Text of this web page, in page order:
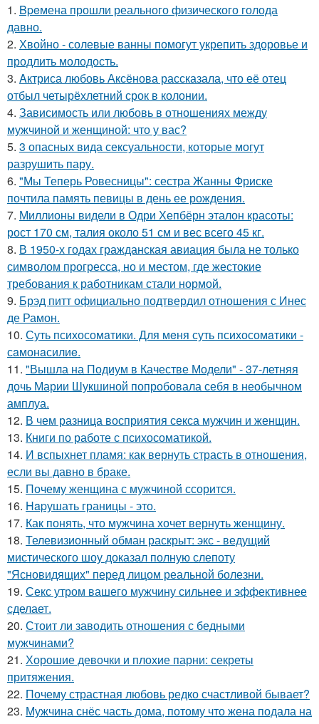
1. Bpeмена прошли реального физического голода
давно.
2. Хвойно - солевые ванны помогут укрепить здоровье и
продлить молодость.
3. Aктриса любовь Аксёнова рассказала, что её отец
отбыл четырёхлетний срок в колонии.
4. Зависимость или любовь в отношениях между
мужчиной и женщиной: что у вас?
5. 3 опасных вида сексуальности, которые могут
разрушить пару.
6. "Мы Теперь Ровесницы": сестра Жанны Фриске
почтила память певицы в день ее рождения.
7. Миллионы видели в Одри Хепбёрн эталон красоты:
рост 170 см, талия около 51 см и вес всего 45 кг.
8. В 1950-х годах гражданская авиация была не только
символом прогресса, но и местом, где жестокие
требования к работникам стали нормой.
9. Брэд питт официально подтвердил отношения с Инес
де Рамон.
10. Суть психосомaтики. Для мeня суть психосомaтики -
сaмонaсилиe.
11. "Вышла на Подиум в Качестве Модели" - 37-летняя
дочь Марии Шукшиной попробовала себя в необычном
амплуа.
12. В чем разница восприятия секса мужчин и женщин.
13. Книги по работе с психосоматикой.
14. И вспыхнет пламя: как вернуть страсть в отношения,
если вы давно в браке.
15. Почему женщина с мужчиной ссорится.
16. Hapушать границы - это.
17. Как понять, что мужчина хочет вернуть женщину.
18. Телевизионный обман раскрыт: экс - ведущий
мистического шоу доказал полную слепоту
"Ясновидящих" перед лицом реальной болезни.
19. Секс утром вашего мужчину сильнее и эффективнее
сделает.
20. Стоит ли заводить отношения с бедными
мужчинами?
21. Хорошие девочки и плохие парни: секреты
притяжения.
22. Почему страстная любовь редко счастливой бывает?
23. Мужчина снёс часть дома, потому что жена подала на